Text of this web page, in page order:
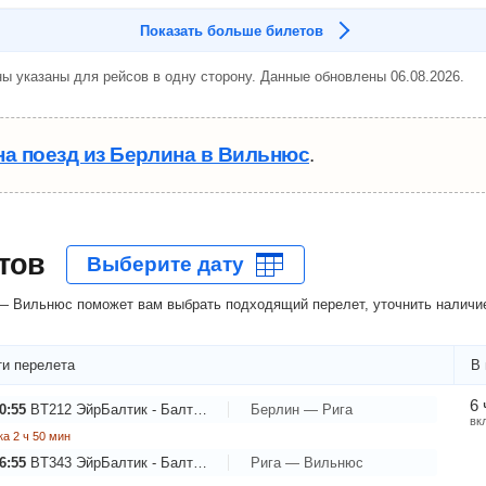
Показать больше билетов
указаны для рейсов в одну сторону. Данные обновлены 06.08.2026.
поезд из Берлина в Вильнюс.
Вильнюс поможет вам выбрать подходящий перелет, уточнить
перелета В
BT212 ЭйрБалтик - Балтийские авиалинии Берлин — Рига
2 ч 50 мин
BT343 ЭйрБалтик - Балтийские авиалинии Рига — Вильнюс
6